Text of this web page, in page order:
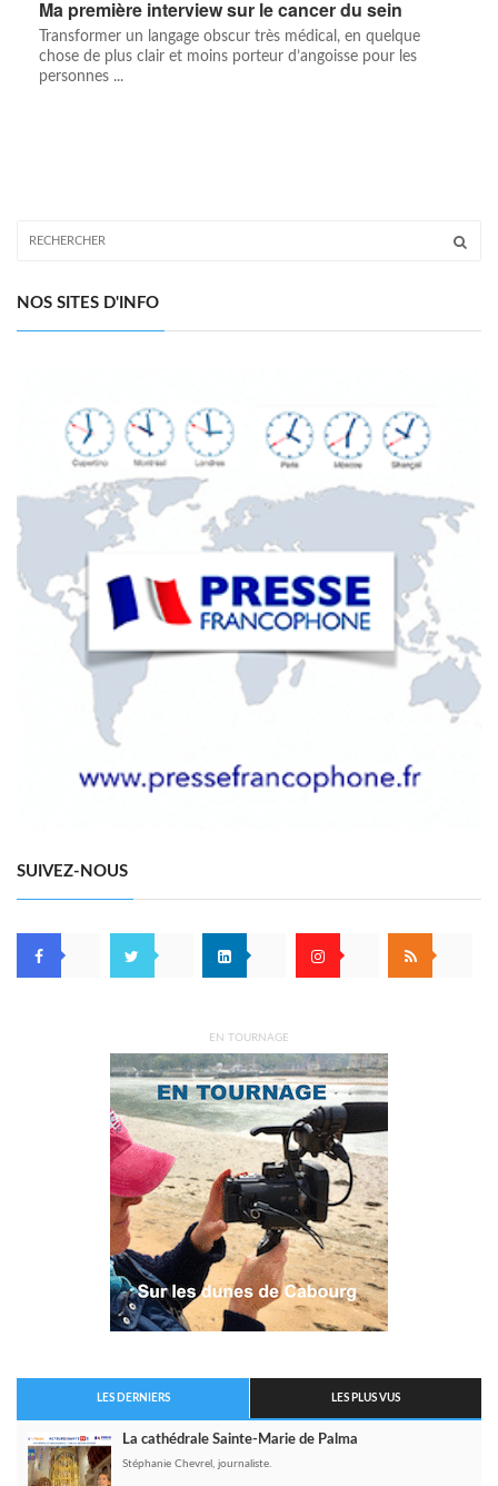
Ma première interview sur le cancer du sein
Transformer un langage obscur très médical, en quelque
chose de plus clair et moins porteur d’angoisse pour les
personnes ...
NOS SITES D'INFO
SUIVEZ-NOUS
EN TOURNAGE
LES DERNIERS LES PLUS VUS
La cathédrale Sainte-Marie de Palma
Stéphanie Chevrel, journaliste.